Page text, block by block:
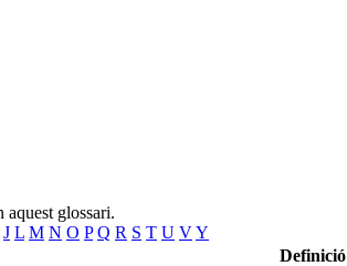
aquest glossari.
J L M N O P Q R S T U VY
Definició